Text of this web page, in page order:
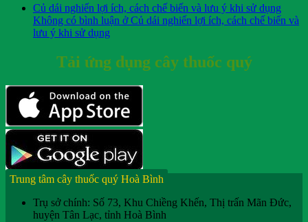
Củ dái nghiến lợi ích, cách chế biến và lưu ý khi sử dụng
Không có bình luận ở Củ dái nghiến lợi ích, cách chế biến và
lưu ý khi sử dụng
Tải ứng dụng cây thuốc quý
Trung tâm cây thuốc quý Hoà Bình
Trụ sở chính: Số 73, Khu Chiềng Khến, Thị trấn Mãn Đức,
huyện Tân Lạc, tỉnh Hoà Bình